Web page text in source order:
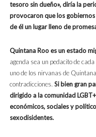
tesoro sin dueño», diría la
provocaron que los
de él un lugar lleno de
Quintana Roo es un estado
agenda sea un pedacito de
uno de los nirvanas de
contradicciones. Si bien gran
dirigido a la comunidad
económicos, sociales y
sexodisidentes.